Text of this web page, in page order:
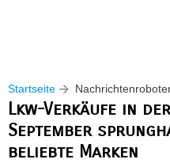
Startseite
Lkw-Verkäufe in
September
beliebte Marken